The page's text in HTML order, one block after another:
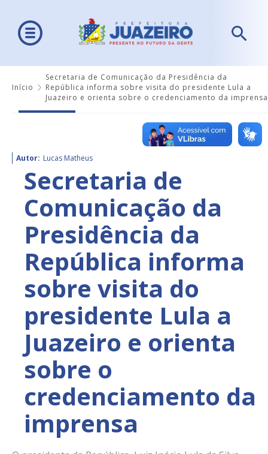
Início
Secretaria de Comunicação da Presidência da
República informa sobre visita do presidente Lula a
Juazeiro e orienta sobre o credenciamento da imprensa
Autor: Lucas Matheus
Secretaria de
Comunicação da
Presidência da
República informa
sobre visita do
presidente Lula a
Juazeiro e orienta
sobre o
credenciamento da
imprensa